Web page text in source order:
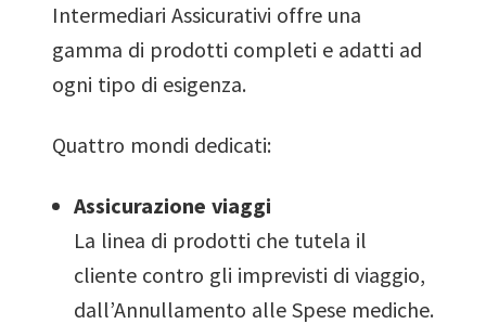
Intermediari Assicurativi offre una
gamma di prodotti completi e adatti ad
ogni tipo di esigenza.
Quattro mondi dedicati:
Assicurazione viaggi
La linea di prodotti che tutela il
cliente contro gli imprevisti di viaggio,
dall’Annullamento alle Spese mediche.